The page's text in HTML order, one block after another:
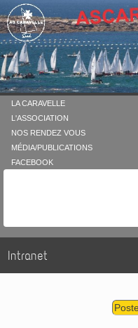
LA CARAVELLE
L'ASSOCIATION
NOS RENDEZ VOUS
MÉDIA/PUBLICATIONS
FACEBOOK
Intranet